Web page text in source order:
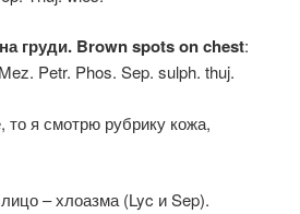
груди. Brown spots on chest:
Petr. Phos. Sep. sulph. thuj.
то я смотрю рубрику кожа,
– хлоазма (Lyc и Sep).